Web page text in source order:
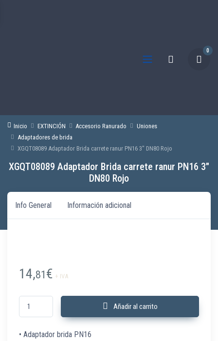
0
Inicio EXTINCIÓN Accesorio Ranurado
Uniones
Adaptadores de brida
XGQT08089 Adaptador Brida carrete ranur PN16 3″ DN80 Rojo
XGQT08089 Adaptador Brida carrete ranur PN16 3″
DN80 Rojo
Info General Información adicional
14,81€ + IVA
XGQT08089 Adaptador Brida carrete ranur PN16 3" DN80 Rojo cantidad
Añadir al carrito
• Adaptador brida PN16